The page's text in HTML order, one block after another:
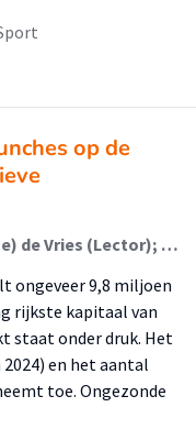
op de
Rob Baan (Onderzoeker); S.I. (Sanne) de Vries (Lector); J.L.W. van Kippersluis (Onderzoeker); J. Oude Groeniger (Onderzoeker); Machteld van Lieshout (Onderzoeker)
ongeveer 9,8 miljoen
rijkste kapitaal van
staat onder druk. Het
en het aantal
toe. Ongezonde